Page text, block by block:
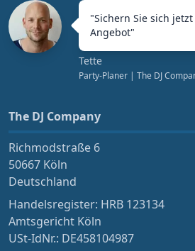
"Sichern Sie sich
Angebot"
Tette
Party-Planer | The DJ
The DJ Company
Richmodstraße 6
50667 Köln
Deutschland
Handelsregister: HRB 123134
Amtsgericht Köln
USt-IdNr.: DE458104987